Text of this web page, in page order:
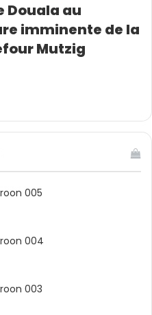
Douala au
imminente de la
Mutzig
005
004
003